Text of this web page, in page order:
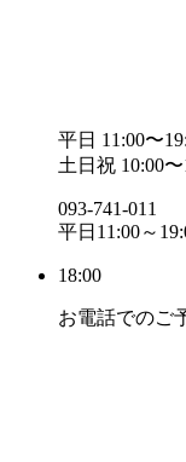
平日 11:00〜
土日祝 10:00〜
093-741-011
平日11:00～
18:00
お電話でのご